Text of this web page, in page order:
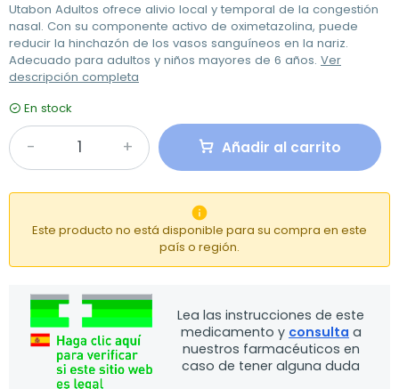
Utabon Adultos ofrece alivio local y temporal de la congestión
nasal. Con su componente activo de oximetazolina, puede
reducir la hinchazón de los vasos sanguíneos en la nariz.
Adecuado para adultos y niños mayores de 6 años. Ver
descripción completa
En stock
Añadir al carrito

Este producto no está disponible para su compra en este
país o región.
Lea las instrucciones de este
medicamento y consulta a
nuestros farmacéuticos en
caso de tener alguna duda